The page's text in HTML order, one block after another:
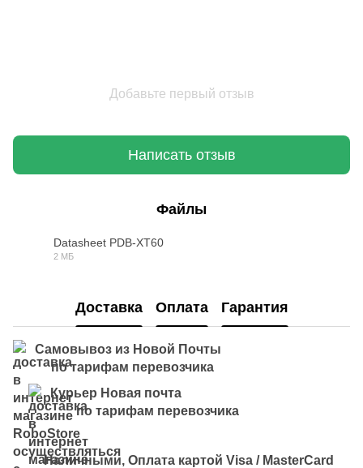
Добавьте первый отзыв
Написать отзыв
Файлы
Datasheet PDB-XT60
2 МБ
Доставка Оплата Гарантия
Самовывоз из Новой Почты
по тарифам перевозчика
Курьер Новая почта
по тарифам перевозчика
Наличными, Оплата картой Visa / MasterCard